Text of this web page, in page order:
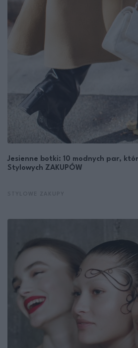
Jesienne botki: 10 modnych par,
Stylowych ZAKUPÓW